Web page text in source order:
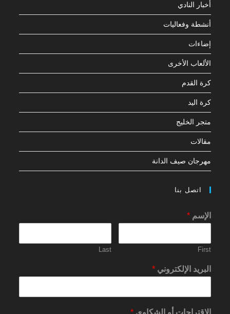
أخبار النادي
أنشطة وفعاليات
إضاءات
الألعاب الأخرى
كرة القدم
كرة اليد
متجر الخليج
مقالات
مهرجان صيف الدانة
اتصل بنا
الإسم*
First
Last
البريد الإلكتروني*
الاقتراحات أو الشكاوي*